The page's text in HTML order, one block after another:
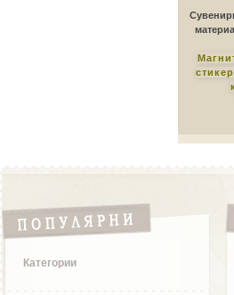
Категории